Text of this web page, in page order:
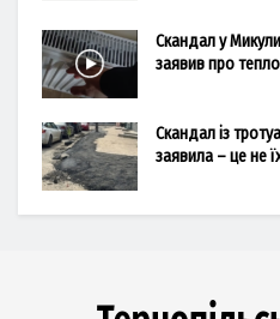
Скандал у
заявив про
Скандал із
заявила – це не